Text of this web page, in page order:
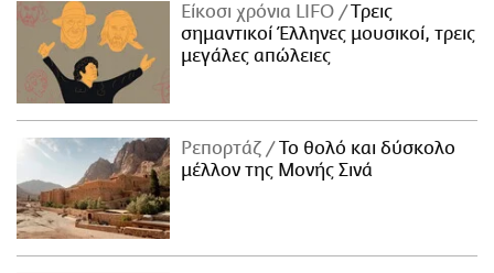
Είκοσι χρόνια LIFO
Tρεις
σημαντικοί Έλληνες μουσικοί, τρεις
μεγάλες απώλειες
Ρεπορτάζ
Το θολό και δύσκολο
μέλλον της Μονής Σινά